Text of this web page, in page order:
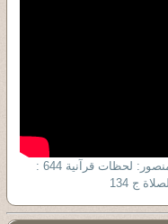
د. أحمد صبحى منصور: لحظات قرآنية 644 :
الصلاة ج 134